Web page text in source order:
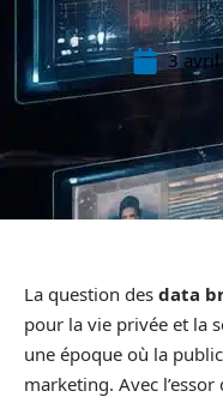
3
La question des data
pour la vie privée et la
une époque où la
marketing. Avec